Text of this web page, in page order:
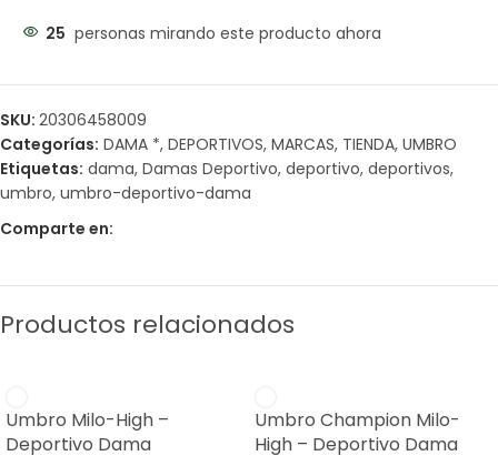
25 personas mirando este producto ahora
SKU: 20306458009
Categorías: DAMA *, DEPORTIVOS, MARCAS, TIENDA, UMBRO
Etiquetas: dama, Damas Deportivo, deportivo, deportivos,
umbro, umbro-deportivo-dama
Comparte en:
Productos relacionados
Umbro Milo-High –
Deportivo Dama
Umbro Champion Milo-
High – Deportivo Dama